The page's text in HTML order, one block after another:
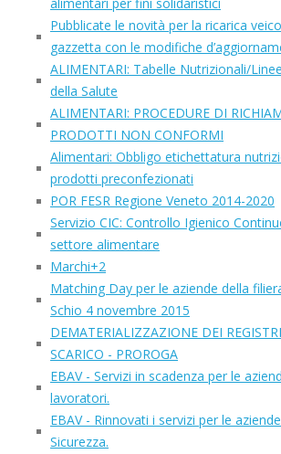
Pubblicate le novità per la ricarica
gazzetta con le modifiche
ALIMENTARI: Tabelle Nutrizionali/
della Salute
ALIMENTARI: PROCEDURE DI
PRODOTTI NON CONFORMI
Alimentari: Obbligo etichettatura
prodotti preconfezionati
POR FESR Regione Veneto 2014-2020
Servizio CIC: Controllo Igienico
settore alimentare
Marchi+2
Matching Day per le aziende della
Schio 4 novembre 2015
DEMATERIALIZZAZIONE DEI
SCARICO - PROROGA
EBAV - Servizi in scadenza per le
lavoratori.
EBAV - Rinnovati i servizi per le
Sicurezza.